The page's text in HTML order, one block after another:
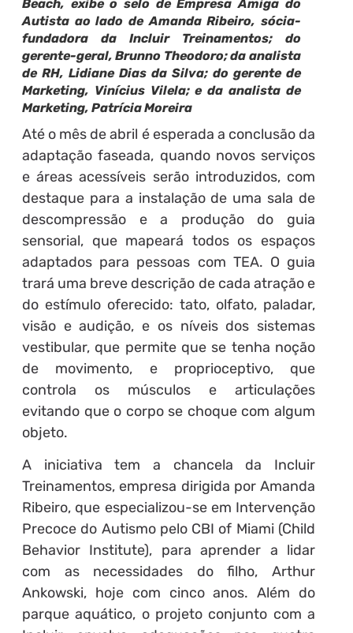
Beach, exibe o selo de Empresa Amiga do
Autista ao lado de Amanda Ribeiro, sócia-
fundadora da Incluir Treinamentos; do
gerente-geral, Brunno Theodoro; da analista
de RH, Lidiane Dias da Silva; do gerente de
Marketing, Vinícius Vilela; e da analista de
Marketing, Patrícia Moreira
Até o mês de abril é esperada a conclusão da
adaptação faseada, quando novos serviços
e áreas acessíveis serão introduzidos, com
destaque para a instalação de uma sala de
descompressão e a produção do guia
sensorial, que mapeará todos os espaços
adaptados para pessoas com TEA. O guia
trará uma breve descrição de cada atração e
do estímulo oferecido: tato, olfato, paladar,
visão e audição, e os níveis dos sistemas
vestibular, que permite que se tenha noção
de movimento, e proprioceptivo, que
controla os músculos e articulações
evitando que o corpo se choque com algum
objeto.
A iniciativa tem a chancela da Incluir
Treinamentos, empresa dirigida por Amanda
Ribeiro, que especializou-se em Intervenção
Precoce do Autismo pelo CBI of Miami (Child
Behavior Institute), para aprender a lidar
com as necessidades do filho, Arthur
Ankowski, hoje com cinco anos. Além do
parque aquático, o projeto conjunto com a